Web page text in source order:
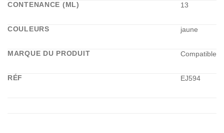
CONTENANCE (ML) 13
COULEURS jaune
MARQUE DU PRODUIT Compatible
RÉF EJ594